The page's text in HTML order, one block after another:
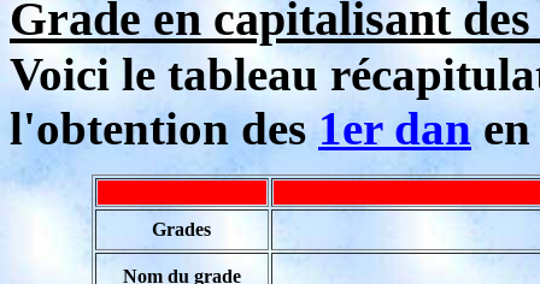
Grade en capitalisant
Voici le tableau
l'obtention des1er danen
Grades
Nom du grade